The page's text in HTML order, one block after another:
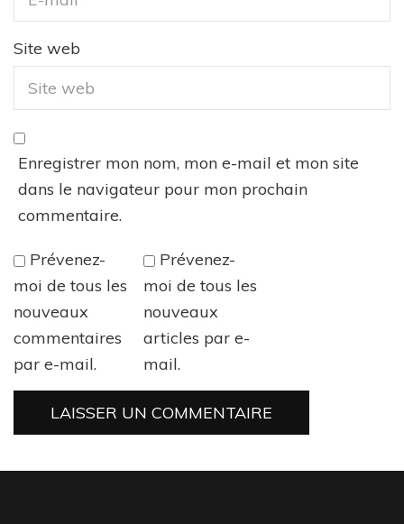
Site web
Enregistrer mon nom, mon e-mail et mon site
dans le navigateur pour mon prochain
commentaire.
Prévenez-
moi de tous les
nouveaux
commentaires
par e-mail.
Prévenez-
moi de tous les
nouveaux
articles par e-
mail.